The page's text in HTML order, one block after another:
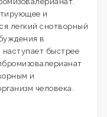
и
легкий снотворный
в
быстрее
и
человека.